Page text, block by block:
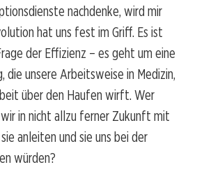
nachdenke, wird mir
hat uns fest im Griff. Es ist
der Effizienz – es geht um eine
die unsere Arbeitsweise in Medizin,
über den Haufen wirft. Wer
in nicht allzu ferner Zukunft mit
anleiten und sie uns bei der
würden?